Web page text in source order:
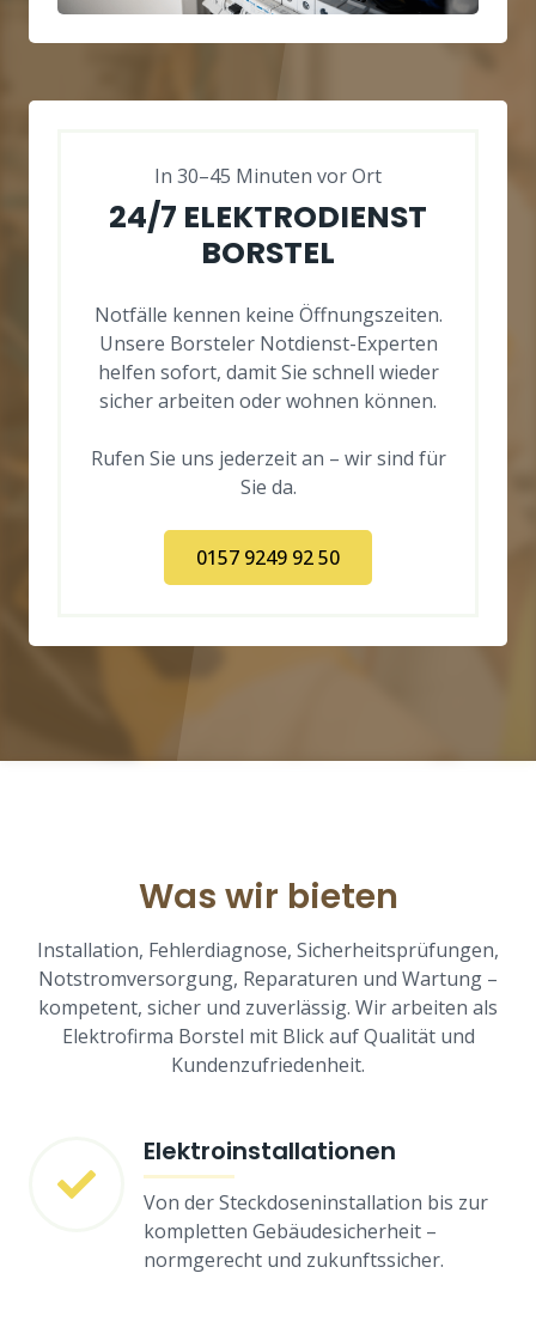
In 30–45 Minuten vor Ort
24/7 ELEKTRODIENST
BORSTEL
Notfälle kennen keine Öffnungszeiten.
Unsere Borsteler Notdienst-Experten
helfen sofort, damit Sie schnell wieder
sicher arbeiten oder wohnen können.
Rufen Sie uns jederzeit an – wir sind für
Sie da.
0157 9249 92 50
Was wir bieten
Installation, Fehlerdiagnose, Sicherheitsprüfungen,
Notstromversorgung, Reparaturen und Wartung –
kompetent, sicher und zuverlässig. Wir arbeiten als
Elektrofirma Borstel mit Blick auf Qualität und
Kundenzufriedenheit.
Elektroinstallationen
Von der Steckdoseninstallation bis zur
kompletten Gebäudesicherheit –
normgerecht und zukunftssicher.